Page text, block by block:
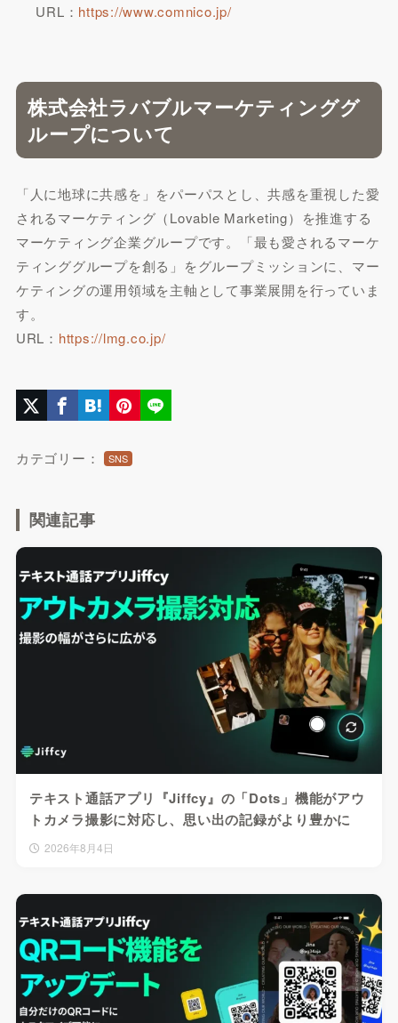
URL： https://www.comnico.jp/
株式会社ラバブルマーケティンググ
ループについて
「人に地球に共感を」をパーパスとし、共感を重視した愛
されるマーケティング（Lovable Marketing）を推進する
マーケティング企業グループです。「最も愛されるマーケ
ティンググループを創る」をグループミッションに、マー
ケティングの運用領域を主軸として事業展開を行っていま
す。
URL： https://lmg.co.jp/
カテゴリー： SNS
関連記事
テキスト通話アプリ『Jiffcy』の「Dots」機能がアウ
トカメラ撮影に対応し、思い出の記録がより豊かに
2026年8月4日